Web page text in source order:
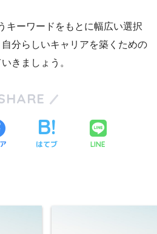
キーワードをもとに幅広い選択
分らしいキャリアを築くための
きましょう。
はてブ LINE